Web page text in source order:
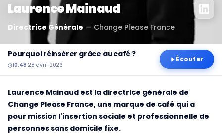
Laurence Mainaud
Directrice Générale — Change Please France
Pourquoi réinsérer grâce au café ?
10:48·28 avril 2026
Écouter
Laurence Mainaud est la directrice générale de
Change Please France, une marque de café qui a
pour mission l'insertion sociale et professionnelle de
personnes sans domicile fixe.